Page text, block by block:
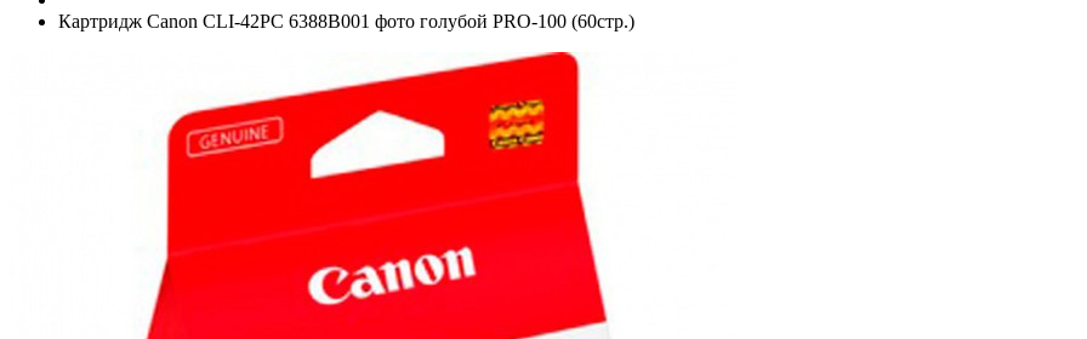
Картридж Canon CLI-42PC 6388B001 фото голубой PRO-100 (60стр.)